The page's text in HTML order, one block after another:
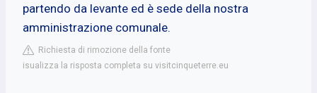
partendo da levante ed è sede della nostra
amministrazione comunale.
Richiesta di rimozione della fonte
isualizza la risposta completa su visitcinqueterre.eu